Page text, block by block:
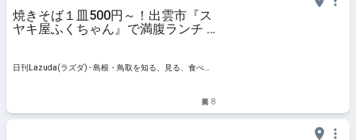
焼きそば１皿500円～！出雲市『ス
ヤキ屋ふくちゃん』で満腹ランチ –
日刊Lazuda(ラズダ) - 島根・鳥取を知る、見る、食べ
8